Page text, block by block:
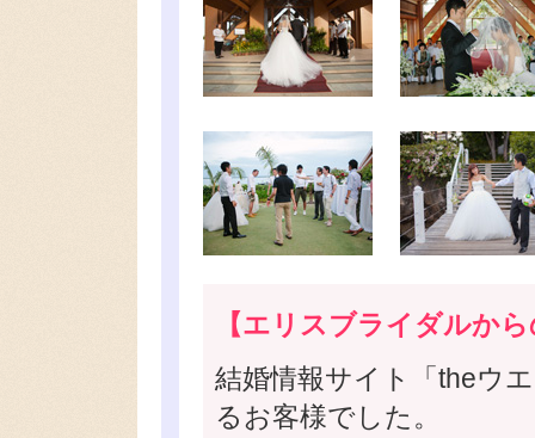
【エリスブライダルか
結婚情報サイト「theウ
るお客様でした。